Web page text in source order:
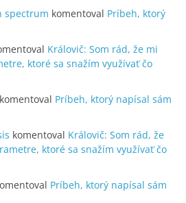
spectrum komentoval Príbeh, ktorý
Královič: Som rád, že mi
ktoré sa snažím využívať čo
komentoval Príbeh, ktorý napísal sám
komentoval Královič: Som rád, že
ktoré sa snažím využívať čo
Príbeh, ktorý napísal sám